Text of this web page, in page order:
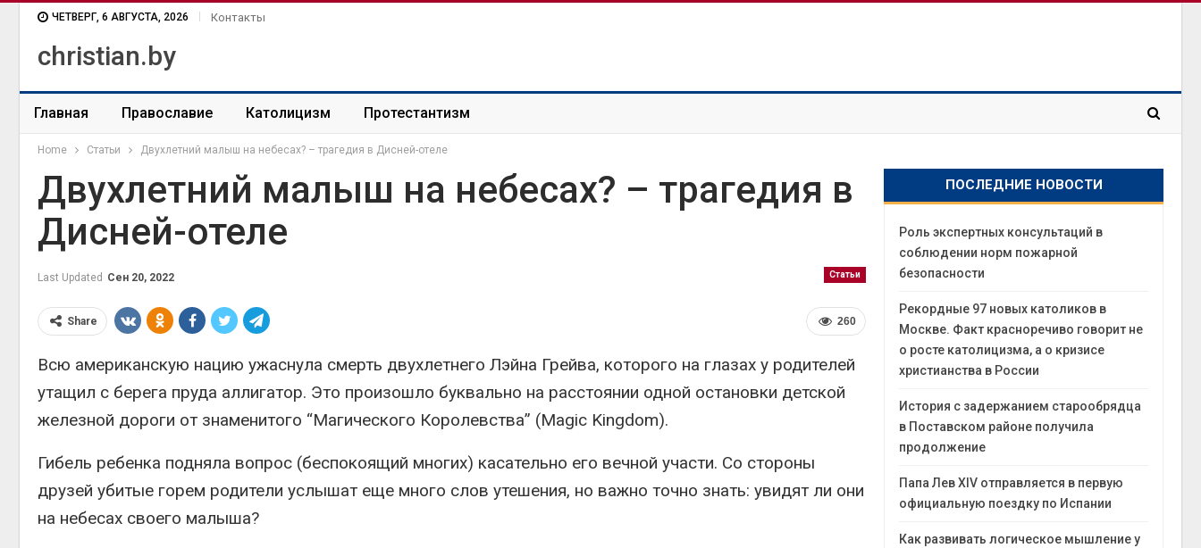
ЧЕТВЕРГ, 6 АВГУСТА, 2026 Контакты
christian.by
Главная Православие Католицизм Протестантизм
Home Статьи Двухлетний малыш на небесах? – трагедия в Дисней-отеле
Двухлетний малыш на небесах? – трагедия в
Дисней-отеле
Статьи
Last Updated Сен 20, 2022
260
Share
Всю американскую нацию ужаснула смерть двухлетнего Лэйна Грейва, которого на глазах у родителей
утащил с берега пруда аллигатор. Это произошло буквально на расстоянии одной остановки детской
железной дороги от знаменитого “Магического Королевства” (Magic Kingdom).
Гибель ребенка подняла вопрос (беспокоящий многих) касательно его вечной участи. Со стороны
друзей убитые горем родители услышат еще много слов утешения, но важно точно знать: увидят ли они
на небесах своего малыша?
ПОСЛЕДНИЕ НОВОСТИ
Роль экспертных консультаций в
соблюдении норм пожарной
безопасности
Рекордные 97 новых католиков в
Москве. Факт красноречиво говорит не
о росте католицизма, а о кризисе
христианства в России
История с задержанием старообрядца
в Поставском районе получила
продолжение
Папа Лев XIV отправляется в первую
официальную поездку по Испании
Как развивать логическое мышление у